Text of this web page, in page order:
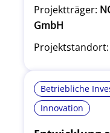
Projektträger:
GmbH
Projektstandort:
Betriebliche
Innovation